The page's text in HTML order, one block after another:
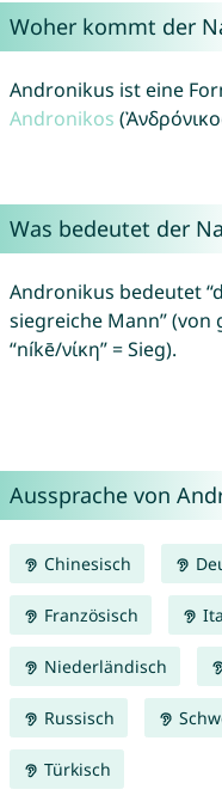
Woher kommt der
Andronikus ist eine
Andronikos
Was bedeutet der
Andronikus bedeutet
siegreiche Mann” (von
“níkē/νίκη” = Sieg).
Aussprache von
Chinesisch
Französisch
Niederländisch
Russisch
Türkisch